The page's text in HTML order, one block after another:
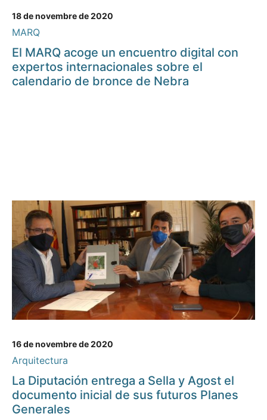
18 de novembre de 2020
MARQ
El MARQ acoge un encuentro digital con
expertos internacionales sobre el
calendario de bronce de Nebra
16 de novembre de 2020
Arquitectura
La Diputación entrega a Sella y Agost el
documento inicial de sus futuros Planes
Generales